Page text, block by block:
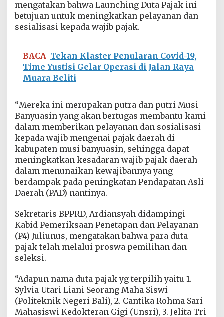
mengatakan bahwa Launching Duta Pajak ini
betujuan untuk meningkatkan pelayanan dan
sesialisasi kepada wajib pajak.
BACA Tekan Klaster Penularan Covid-19,
Time Yustisi Gelar Operasi di Jalan Raya
Muara Beliti
“Mereka ini merupakan putra dan putri Musi
Banyuasin yang akan bertugas membantu kami
dalam memberikan pelayanan dan sosialisasi
kepada wajib mengenai pajak daerah di
kabupaten musi banyuasin, sehingga dapat
meningkatkan kesadaran wajib pajak daerah
dalam menunaikan kewajibannya yang
berdampak pada peningkatan Pendapatan Asli
Daerah (PAD) nantinya.
Sekretaris BPPRD, Ardiansyah didampingi
Kabid Pemeriksaan Penetapan dan Pelayanan
(P4) Juliunus, mengatakan bahwa para duta
pajak telah melalui proswa pemilihan dan
seleksi.
“Adapun nama duta pajak yg terpilih yaitu 1.
Sylvia Utari Liani Seorang Maha Siswi
(Politeknik Negeri Bali), 2. Cantika Rohma Sari
Mahasiswi Kedokteran Gigi (Unsri), 3. Jelita Tri